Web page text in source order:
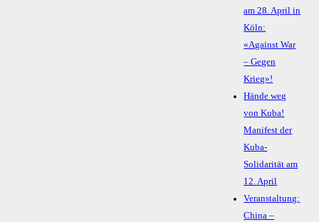
am 28. April in
Köln:
«Against War
– Gegen
Krieg»!
Hände weg
von Kuba!
Manifest der
Kuba-
Solidarität am
12. April
Veranstaltung:
China –